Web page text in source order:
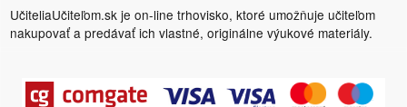
UčiteliaUčiteľom.sk je on-line trhovisko, ktoré umožňuje učiteľom
nakupovať a predávať ich vlastné, originálne výukové materiály.